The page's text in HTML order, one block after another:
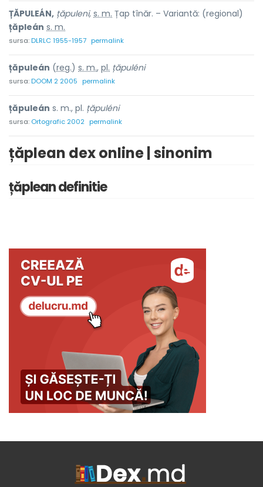
ȚĂPULEÁN, țăpuleni, s. m. Țap tînăr. – Variantă: (regional)
țăpleán s. m.
sursa:DLRLC 1955-1957 permalink
țăpuleán (reg.) s. m., pl. țăpuléni
sursa:DOOM 2 2005 permalink
țăpuleán s. m., pl. țăpuléni
sursa: Ortografic 2002 permalink
țăplean dex online | sinonim
țăplean definitie